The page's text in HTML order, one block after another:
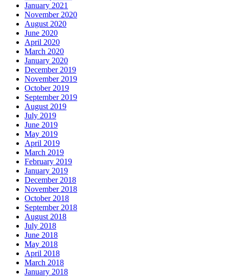
January 2021
November 2020
August 2020
June 2020
April 2020
March 2020
January 2020
December 2019
November 2019
October 2019
September 2019
August 2019
July 2019
June 2019
May 2019
April 2019
March 2019
February 2019
January 2019
December 2018
November 2018
October 2018
September 2018
August 2018
July 2018
June 2018
May 2018
April 2018
March 2018
January 2018